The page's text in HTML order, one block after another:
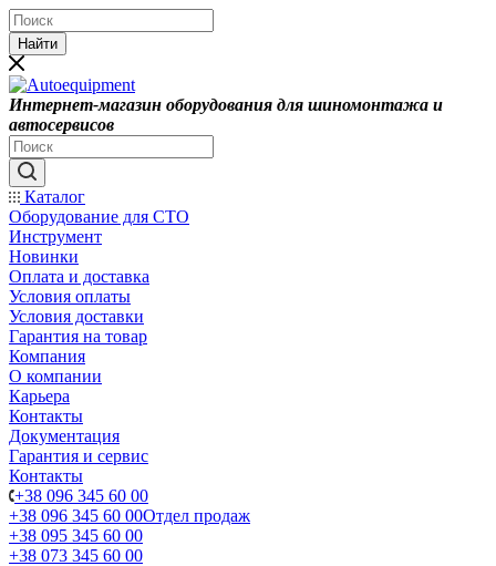
Найти
Интернет-магазин оборудования для шиномонтажа и
автосервисов
Каталог
Оборудование для СТО
Инструмент
Новинки
Оплата и доставка
Условия оплаты
Условия доставки
Гарантия на товар
Компания
О компании
Карьера
Контакты
Документация
Гарантия и сервис
Контакты
+38 096 345 60 00
+38 096 345 60 00Отдел продаж
+38 095 345 60 00
+38 073 345 60 00